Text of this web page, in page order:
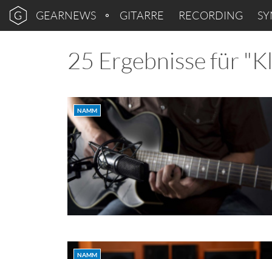
GEARNEWS GITARRE RECORDING
25 Ergebnisse für
NAMM
NAMM